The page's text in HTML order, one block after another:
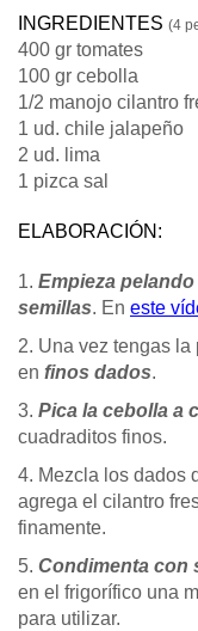
INGREDIENTES (4
400 gr tomates
100 gr cebolla
1/2 manojo cilantro
1 ud. chile jalapeño
2 ud. lima
1 pizca sal
ELABORACIÓN:
1. Empieza
semillas. En este
2. Una vez tengas
en finos dados.
3. Pica la cebolla a
cuadraditos finos.
4. Mezcla los dados
agrega el cilantro
finamente.
5. Condimenta con
en el frigorífico una
para utilizar.